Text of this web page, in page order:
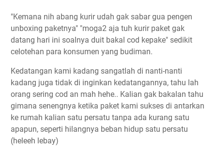
"Kemana nih abang kurir udah gak sabar gua pengen
unboxing paketnya" "moga2 aja tuh kurir paket gak
datang hari ini soalnya duit bakal cod kepake" sedikit
celotehan para konsumen yang budiman.
Kedatangan kami kadang sangatlah di nanti-nanti
kadang juga tidak di inginkan kedatangannya, tahu lah
orang sering cod an mah hehe.. Kalian gak bakalan tahu
gimana senengnya ketika paket kami sukses di antarkan
ke rumah kalian satu persatu tanpa ada kurang satu
apapun, seperti hilangnya beban hidup satu persatu
(heleeh lebay)